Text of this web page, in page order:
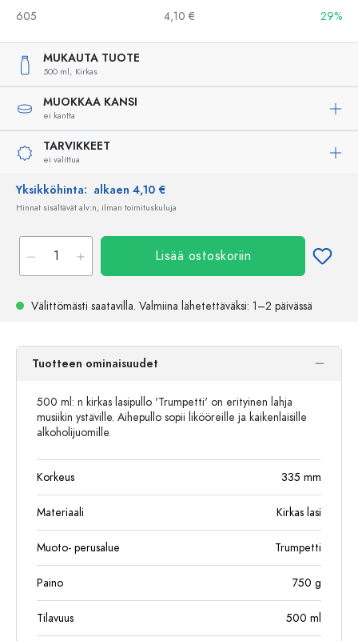
605
4,10 € 29%
MUKAUTA TUOTE
500 ml, Kirkas
MUOKKAA KANSI
ei kantta
TARVIKKEET
ei valittua
Yksikköhinta: alkaen 4,10 €
Hinnat sisältävät alv:n, ilman toimituskuluja
Lisää ostoskoriin
Välittömästi saatavilla. Valmiina lähetettäväksi: 1–2 päivässä
Tuotteen ominaisuudet
500 ml: n kirkas lasipullo 'Trumpetti' on erityinen lahja
musiikin ystäville. Aihepullo sopii likööreille ja kaikenlaisille
alkoholijuomille.
Korkeus 335 mm
Materiaali Kirkas lasi
Muoto- perusalue Trumpetti
Paino 750 g
Tilavuus 500 ml